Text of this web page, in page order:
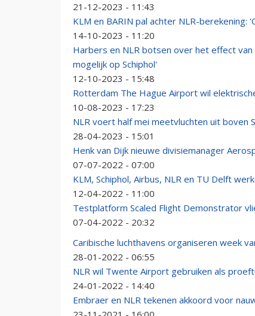
21-12-2023 - 11:43
KLM en BARIN pal achter NLR-
14-10-2023 - 11:20
Harbers en NLR botsen over het effect
mogelijk op Schiphol'
12-10-2023 - 15:48
Rotterdam The Hague Airport wil
10-08-2023 - 17:23
NLR voert half mei meetvluchten uit boven
28-04-2023 - 15:01
Henk van Dijk nieuwe divisiemanager
07-07-2022 - 07:00
KLM, Schiphol, Airbus, NLR en TU Delft
12-04-2022 - 11:00
Testplatform Scaled Flight Demonstrator
07-04-2022 - 20:32
Caribische luchthavens organiseren week
28-01-2022 - 06:55
NLR wil Twente Airport gebruiken als
24-01-2022 - 14:40
Embraer en NLR tekenen akkoord voor